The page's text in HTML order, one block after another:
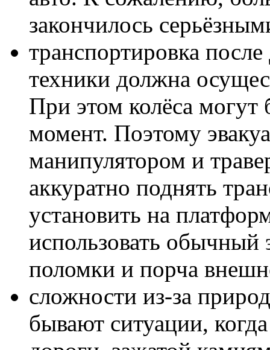
закончилось
транспортировка
техники должна
При этом колёса
момент. Поэтому
манипулятором и
аккуратно поднять
установить на
использовать обычный
поломки и порча
сложности из-за
бывают ситуации,